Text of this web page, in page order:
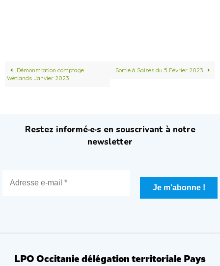
Démonstration comptage
Wetlands Janvier 2023
Sortie à Salses du 5 Février 2023
Restez informé·e·s en souscrivant à notre
newsletter
LPO Occitanie délégation territoriale Pays